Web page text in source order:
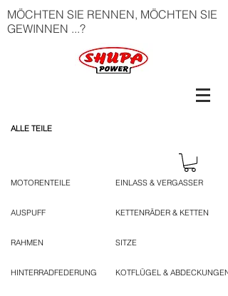
MÖCHTEN SIE RENNEN, MÖCHTEN SIE
GEWINNEN ...?
ALLE TEILE
MOTORENTEILE
AUSPUFF
RAHMEN
HINTERRADFEDERUNG
EINLASS & VERGASSER
KETTENRÄDER & KETTEN
SITZE
KOTFLÜGEL & ABDECKUNGEN